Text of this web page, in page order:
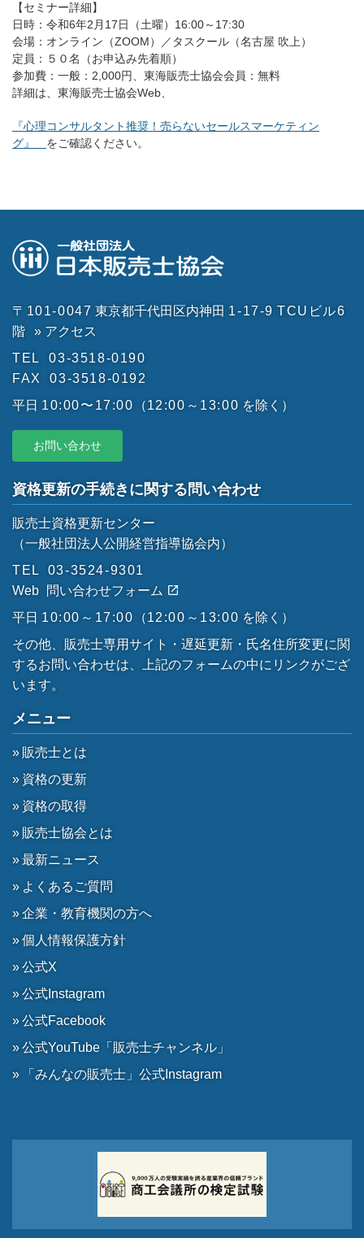
【セミナー詳細】
日時：令和6年2月17日（土曜）16:00～17:30
会場：オンライン（ZOOM）／タスクール（名古屋 吹上）
定員：５０名（お申込み先着順）
参加費：一般：2,000円、東海販売士協会会員：無料
詳細は、東海販売士協会Web、
『心理コンサルタント推奨！売らないセールスマーケティン
グ』 をご確認ください。
〒101-0047 東京都千代田区内神田 1-17-9 TCUビル6
階
» アクセス
TEL
03-3518-0190
FAX
03-3518-0192
平日 10:00〜17:00 （12:00～13:00 を除く）
お問い合わせ
資格更新の手続きに関する問い合わせ
販売士資格更新センター
（一般社団法人公開経営指導協会内）
TEL
03-3524-9301
Web
問い合わせフォーム
平日 10:00～17:00 （12:00～13:00 を除く）
その他、販売士専用サイト・遅延更新・氏名住所変更に関
するお問い合わせは、上記のフォームの中にリンクがござ
います。
メニュー
販売士とは
資格の更新
資格の取得
販売士協会とは
最新ニュース
よくあるご質問
企業・教育機関の方へ
個人情報保護方針
公式X
公式Instagram
公式Facebook
公式YouTube「販売士チャンネル」
「みんなの販売士」公式Instagram